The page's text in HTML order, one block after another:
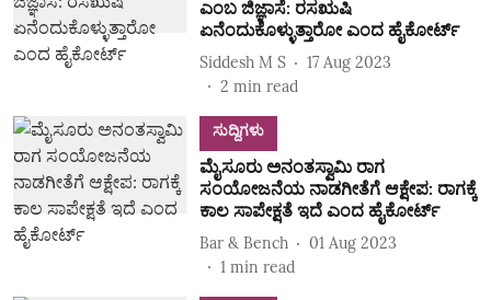
ಎಂಬ ಜಿಜ್ಞಾಸೆ: ರಸಋಷಿ
ಏನೆಂದುಕೊಳ್ಳುತ್ತಾರೋ ಎಂದ ಹೈಕೋರ್ಟ್‌
Siddesh M S
17 Aug 2023
2 min read
ಸುದ್ದಿಗಳು
ಮೈಸೂರು ಅನಂತಸ್ವಾಮಿ ರಾಗ
ಸಂಯೋಜನೆಯ ನಾಡಗೀತೆಗೆ ಆಕ್ಷೇಪ: ರಾಗಕ್ಕೆ
ಕಾಲ ಸಾಪೇಕ್ಷತೆ ಇದೆ ಎಂದ ಹೈಕೋರ್ಟ್‌
Bar & Bench
01 Aug 2023
1 min read